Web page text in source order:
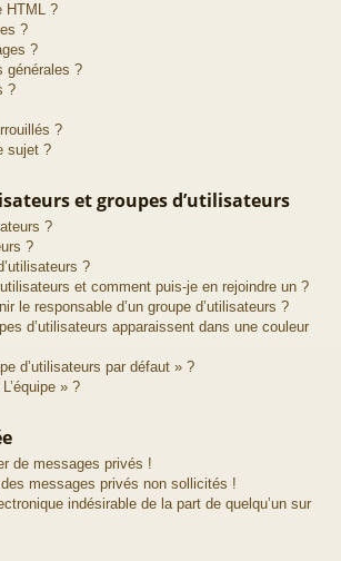
HTML ?
?
?
générales ?
?
?
sujet ?
et groupes d’utilisateurs
?
?
?
et comment puis-je en rejoindre un ?
le responsable d’un groupe d’utilisateurs ?
d’utilisateurs apparaissent dans une couleur
d’utilisateurs par défaut » ?
» ?
de messages privés !
messages privés non sollicités !
indésirable de la part de quelqu’un sur